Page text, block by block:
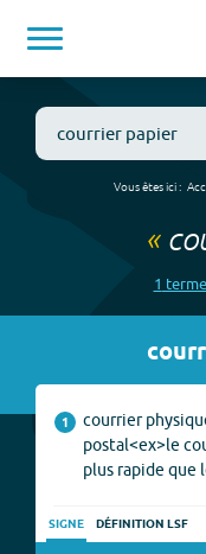
Vous êtes ici :
«
1 terme
1
courrier
postal<ex>le
plus rapide que
SIGNE DÉFINITION LSF